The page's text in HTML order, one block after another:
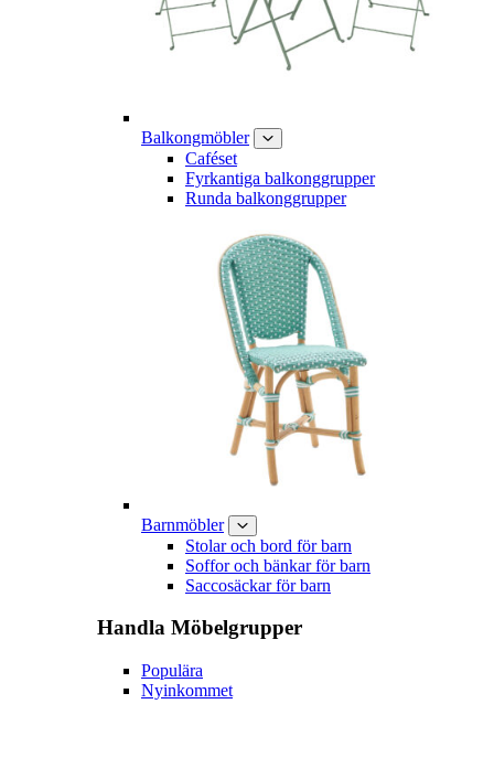
Balkongmöbler
Caféset
Fyrkantiga balkonggrupper
Runda balkonggrupper
Barnmöbler
Stolar och bord för barn
Soffor och bänkar för barn
Saccosäckar för barn
Handla Möbelgrupper
Populära
Nyinkommet